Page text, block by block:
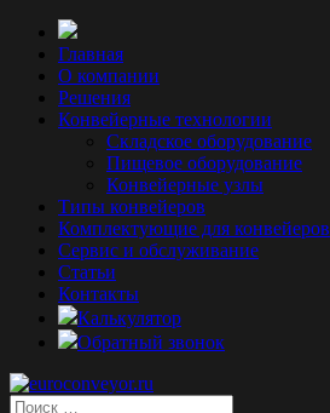
Главная
О компании
Решения
Конвейерные технологии
Складское оборудование
Пищевое оборудование
Конвейерные узлы
Типы конвейеров
Комплектующие для конвейеров
Сервис и обслуживание
Статьи
Контакты
Калькулятор
Обратный звонок